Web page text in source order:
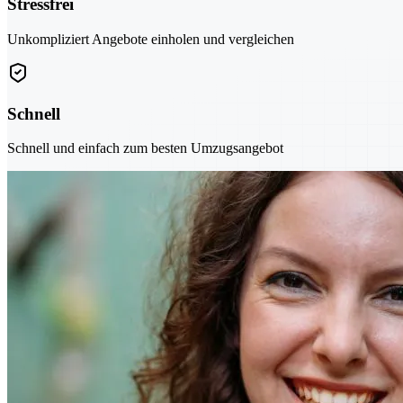
Stressfrei
Unkompliziert Angebote einholen und vergleichen
Schnell
Schnell und einfach zum besten Umzugsangebot